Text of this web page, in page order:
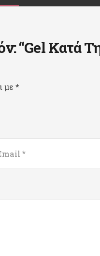
“Gel Κατά
με *
*